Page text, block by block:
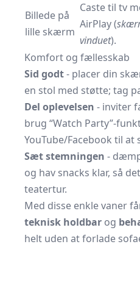
Billede på
lille skærm
Caste til tv
AirPlay (
vinduet).
Komfort og fællesskab
Sid godt- placer din
en stol med støtte; tag
Del oplevelsen - inviter
brug “Watch Party”-
YouTube/Facebook til
Sæt stemningen -
og hav snacks klar, så
teatertur.
Med disse enkle vaner
teknisk holdbar og
helt uden at forlade